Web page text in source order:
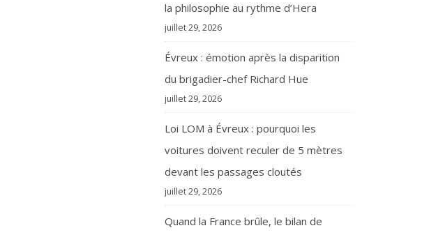
la philosophie au rythme d’Hera
juillet 29, 2026
Évreux : émotion après la disparition
du brigadier-chef Richard Hue
juillet 29, 2026
Loi LOM à Évreux : pourquoi les
voitures doivent reculer de 5 mètres
devant les passages cloutés
juillet 29, 2026
Quand la France brûle, le bilan de